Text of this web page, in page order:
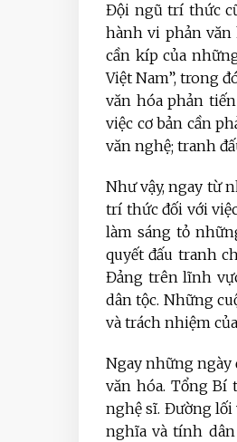
Đội ngũ trí thức
hành vi phản
cần kíp của
Việt Nam”, trong
văn hóa phản
việc cơ bản cần
văn nghệ; tranh
Như vậy, ngay từ
trí thức đối với
làm sáng tỏ
quyết đấu tranh
Đảng trên lĩnh
dân tộc. Những
và trách nhiệm
Ngay những ngày
văn hóa. Tổng Bí
nghệ sĩ. Đường lối
nghĩa và tính